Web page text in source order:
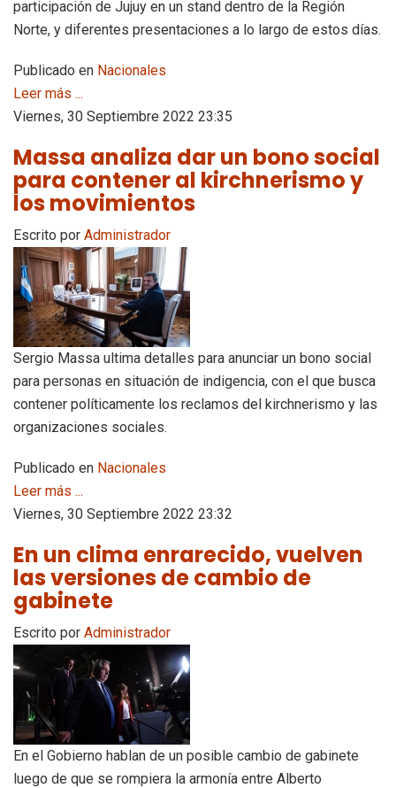
participación de Jujuy en un stand dentro de la Región
Norte, y diferentes presentaciones a lo largo de estos días.
Publicado en Nacionales
Leer más ...
Viernes, 30 Septiembre 2022 23:35
Massa analiza dar un bono social
para contener al kirchnerismo y
los movimientos
Escrito por Administrador
Sergio Massa ultima detalles para anunciar un bono social
para personas en situación de indigencia, con el que busca
contener políticamente los reclamos del kirchnerismo y las
organizaciones sociales.
Publicado en Nacionales
Leer más ...
Viernes, 30 Septiembre 2022 23:32
En un clima enrarecido, vuelven
las versiones de cambio de
gabinete
Escrito por Administrador
En el Gobierno hablan de un posible cambio de gabinete
luego de que se rompiera la armonía entre Alberto